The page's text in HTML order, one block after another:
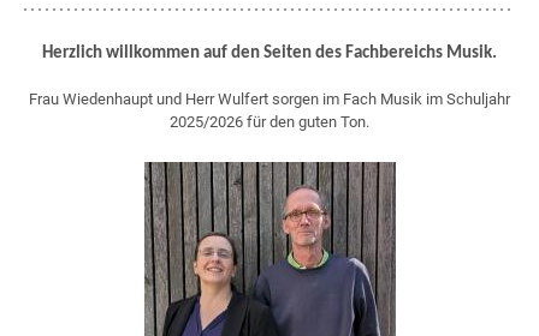
Herzlich willkommen auf den Seiten des Fachbereichs Musik.
Frau Wiedenhaupt und Herr Wulfert sorgen im Fach Musik im Schuljahr
2025/2026 für den guten Ton.